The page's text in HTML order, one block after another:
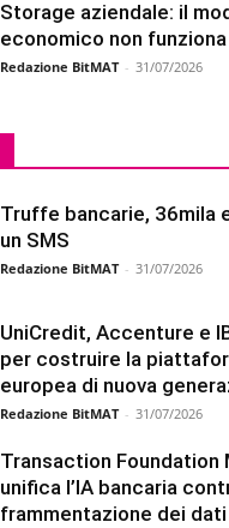
Storage aziendale: il
economico non funziona
Redazione BitMAT - 31/07/2026
Truffe bancarie, 36mila
un SMS
Redazione BitMAT - 31/07/2026
UniCredit, Accenture e
per costruire la
europea di nuova
Redazione BitMAT - 31/07/2026
Transaction Foundation
unifica l’IA bancaria
frammentazione dei dati